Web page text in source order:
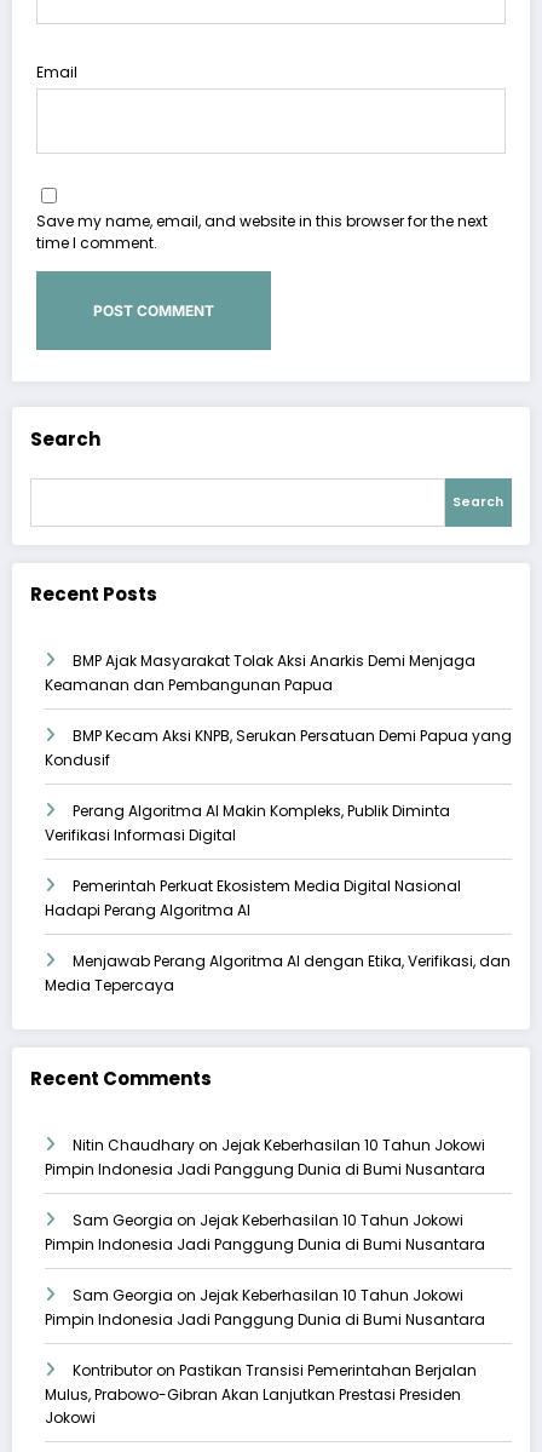
Email
Save my name, email, and website in this browser for the next
time I comment.
Search
Search
Recent Posts
BMP Ajak Masyarakat Tolak Aksi Anarkis Demi Menjaga
Keamanan dan Pembangunan Papua
BMP Kecam Aksi KNPB, Serukan Persatuan Demi Papua yang
Kondusif
Perang Algoritma AI Makin Kompleks, Publik Diminta
Verifikasi Informasi Digital
Pemerintah Perkuat Ekosistem Media Digital Nasional
Hadapi Perang Algoritma AI
Menjawab Perang Algoritma AI dengan Etika, Verifikasi, dan
Media Tepercaya
Recent Comments
Nitin Chaudharyon Jejak Keberhasilan 10 Tahun Jokowi
Pimpin Indonesia Jadi Panggung Dunia di Bumi Nusantara
Sam Georgia on Jejak Keberhasilan 10 Tahun Jokowi
Pimpin Indonesia Jadi Panggung Dunia di Bumi Nusantara
Sam Georgia on Jejak Keberhasilan 10 Tahun Jokowi
Pimpin Indonesia Jadi Panggung Dunia di Bumi Nusantara
Kontributoron Pastikan Transisi Pemerintahan Berjalan
Mulus, Prabowo-Gibran Akan Lanjutkan Prestasi Presiden
Jokowi